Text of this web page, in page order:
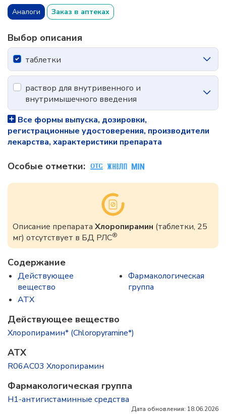
Аналоги Заказ в аптеках
Выбор описания
таблетки
раствор для внутривенного и
внутримышечного введения
Все формы выпуска, дозировки,
регистрационные удостоверения, производители
лекарства, характеристики препарата
Особые отметки:
Описание препарата Хлоропирамин (таблетки, 25
мг) отсутствует в БД РЛС®
Содержание
Действующее
вещество
ATX
Фармакологическая
группа
Действующее вещество
Хлоропирамин* (Chloropyramine*)
ATX
R06AC03 Хлоропирамин
Фармакологическая группа
H1-антигистаминные средства
Дата обновления: 18.06.2026